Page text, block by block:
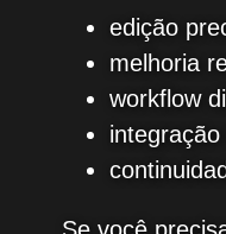
edição
melhoria
workflow
integração